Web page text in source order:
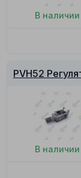
В наличии
PVH52
В наличии